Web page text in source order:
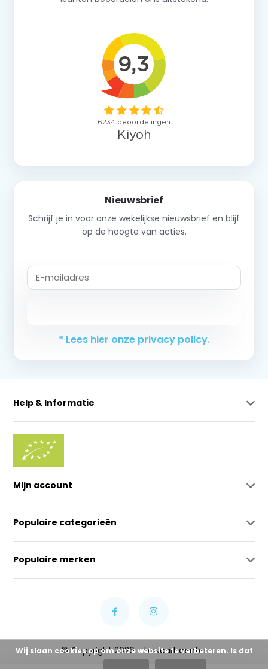
Nieuwsbrief
Schrijf je in voor onze wekelijkse nieuwsbrief en blijf
op de hoogte van acties.
* Lees hier onze privacy policy.
Help & Informatie
Mijn account
Populaire categorieën
Populaire merken
© Copyright 2026 - Lowcarbcenter
Wij slaan cookies op om onze website te verbeteren. Is dat